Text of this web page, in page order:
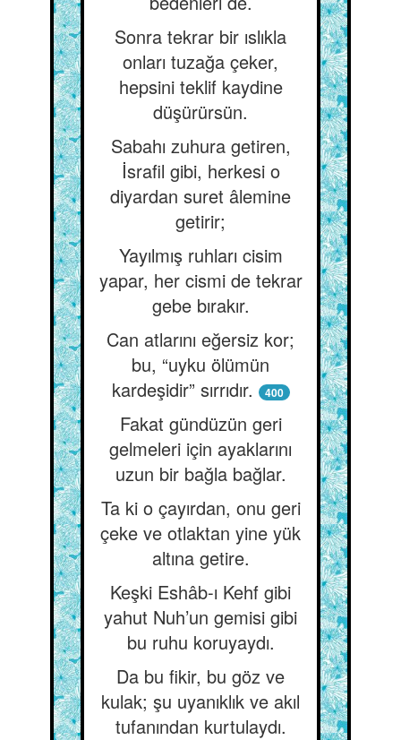
Sonra tekrar bir ıslıkla
onları tuzağa çeker,
hepsini teklif kaydine
düşürürsün.
Sabahı zuhura getiren,
İsrafil gibi, herkesi o
diyardan suret âlemine
getirir;
Yayılmış ruhları cisim
yapar, her cismi de tekrar
gebe bırakır.
Can atlarını eğersiz kor;
bu, “uyku ölümün
kardeşidir” sırrıdır.
400
Fakat gündüzün geri
gelmeleri için ayaklarını
uzun bir bağla bağlar.
Ta ki o çayırdan, onu geri
çeke ve otlaktan yine yük
altına getire.
Keşki Eshâb-ı Kehf gibi
yahut Nuh’un gemisi gibi
bu ruhu koruyaydı.
Da bu fikir, bu göz ve
kulak; şu uyanıklık ve akıl
tufanından kurtulaydı.